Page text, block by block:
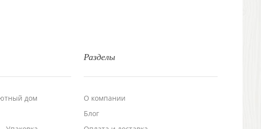
Разделы
О компании
Блог
дом